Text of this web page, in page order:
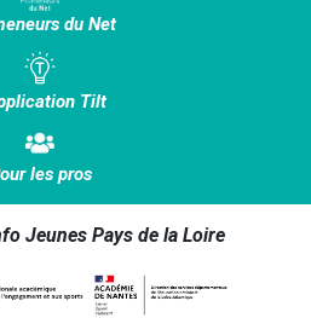
du Net
Tilt
les pros
Jeunes Pays de la Loire